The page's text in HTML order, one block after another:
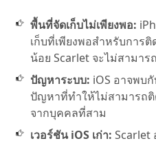
พื้นที่จัดเก็บไม่เพียงพอ:
เก็บที่เพียงพอสำหรับการ
น้อย Scarlet จะไม่สามาร
ปัญหาระบบ: iOS อาจพบ
ปัญหาที่ทำให้ไม่สามารถติ
จากบุคคลที่สาม
เวอร์ชัน iOS เก่า: Scarlet